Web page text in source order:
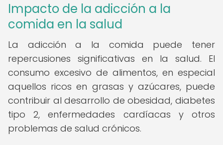
Impacto de la adicción a la
comida en la salud
La adicción a la comida puede tener
repercusiones significativas en la salud. El
consumo excesivo de alimentos, en especial
aquellos ricos en grasas y azúcares, puede
contribuir al desarrollo de obesidad, diabetes
tipo 2, enfermedades cardíacas y otros
problemas de salud crónicos.